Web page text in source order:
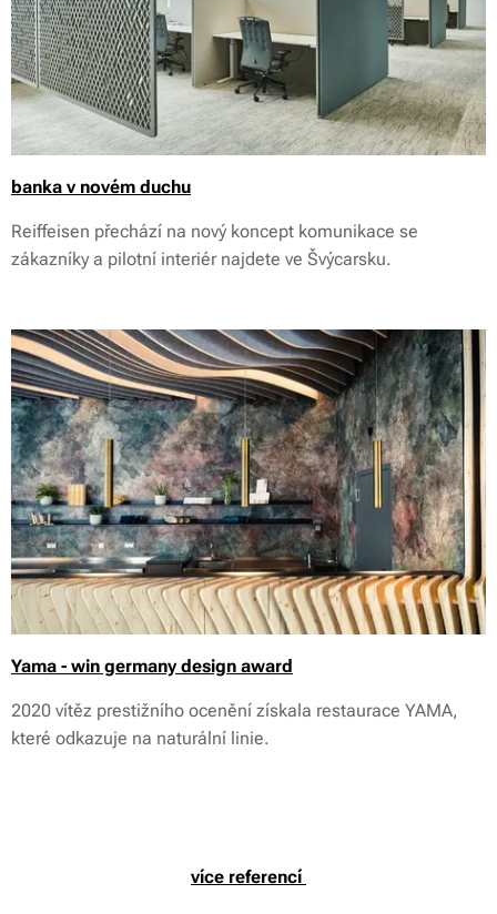
banka v novém duchu
Reiffeisen přechází na nový koncept komunikace se
zákazníky a pilotní interiér najdete ve Švýcarsku.
Yama - win germany design award
2020 vítěz prestižního ocenění získala restaurace YAMA,
které odkazuje na naturální linie.
více referencí